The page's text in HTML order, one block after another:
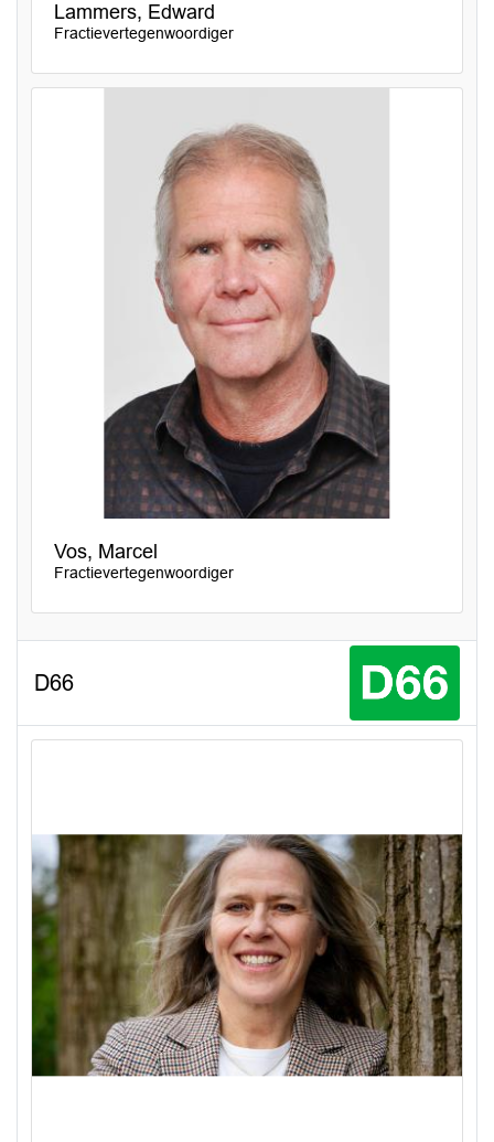
Lammers, Edward
Fractievertegenwoordiger
Vos, Marcel
Fractievertegenwoordiger
D66